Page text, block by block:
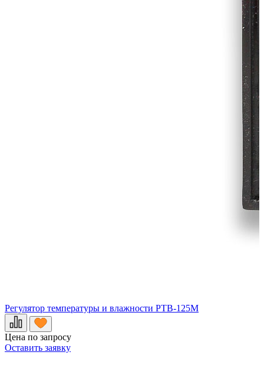
Регулятор температуры и влажности РТВ-125М
Цена по запросу
Оставить заявку